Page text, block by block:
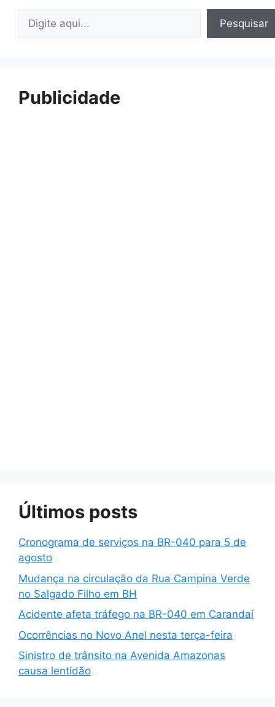
Pesquisar
Pesquisar
Publicidade
Últimos posts
Cronograma de serviços na BR-040 para 5 de
agosto
Mudança na circulação da Rua Campina Verde
no Salgado Filho em BH
Acidente afeta tráfego na BR-040 em Carandaí
Ocorrências no Novo Anel nesta terça-feira
Sinistro de trânsito na Avenida Amazonas
causa lentidão